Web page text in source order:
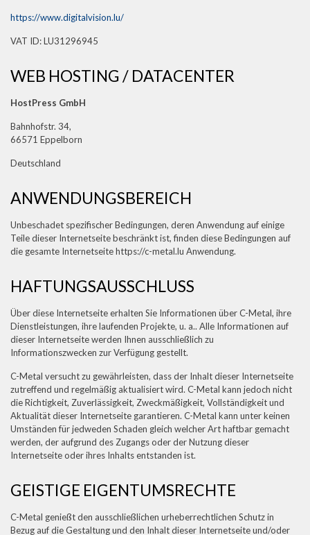
https://www.digitalvision.lu/
VAT ID: LU31296945
WEB HOSTING / DATACENTER
HostPress GmbH
Bahnhofstr. 34,
66571 Eppelborn
Deutschland
ANWENDUNGSBEREICH
Unbeschadet spezifischer Bedingungen, deren Anwendung auf einige
Teile dieser Internetseite beschränkt ist, finden diese Bedingungen auf
die gesamte Internetseite https://c-metal.lu Anwendung.
HAFTUNGSAUSSCHLUSS
Über diese Internetseite erhalten Sie Informationen über C-Metal, ihre
Dienstleistungen, ihre laufenden Projekte, u. a.. Alle Informationen auf
dieser Internetseite werden Ihnen ausschließlich zu
Informationszwecken zur Verfügung gestellt.
C-Metal versucht zu gewährleisten, dass der Inhalt dieser Internetseite
zutreffend und regelmäßig aktualisiert wird. C-Metal kann jedoch nicht
die Richtigkeit, Zuverlässigkeit, Zweckmäßigkeit, Vollständigkeit und
Aktualität dieser Internetseite garantieren. C-Metal kann unter keinen
Umständen für jedweden Schaden gleich welcher Art haftbar gemacht
werden, der aufgrund des Zugangs oder der Nutzung dieser
Internetseite oder ihres Inhalts entstanden ist.
GEISTIGE EIGENTUMSRECHTE
C-Metal genießt den ausschließlichen urheberrechtlichen Schutz in
Bezug auf die Gestaltung und den Inhalt dieser Internetseite und/oder